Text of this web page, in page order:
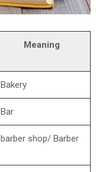
Meaning
Bakery
Bar
barber shop/ Barber